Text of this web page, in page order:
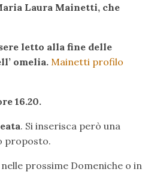
Laura Mainetti, che
letto alla fine delle
omelia. Mainetti profilo
16.20.
. Si inserisca però una
proposto.
prossime Domeniche o in